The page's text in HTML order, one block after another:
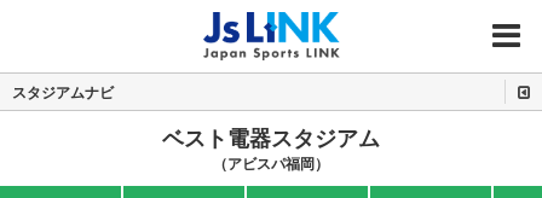
MENU
スタジアムナビ
ベスト電器スタジアム
（アビスパ福岡）